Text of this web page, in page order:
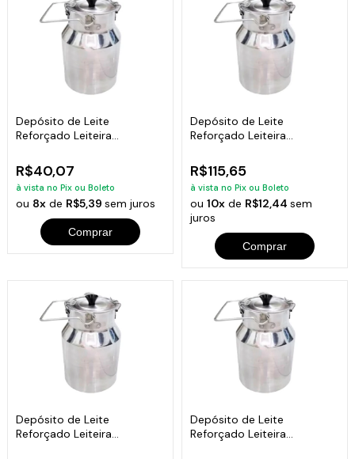
Depósito de Leite
Reforçado Leiteira
R$40,07
à vista no Pix ou Boleto
ou 8x de R$5,39sem juros
Comprar
Depósito de Leite
Reforçado Leiteira
R$115,65
à vista no Pix ou Boleto
ou 10xde R$12,44 sem
juros
Comprar
Depósito de Leite
Reforçado Leiteira
Depósito de Leite
Reforçado Leiteira